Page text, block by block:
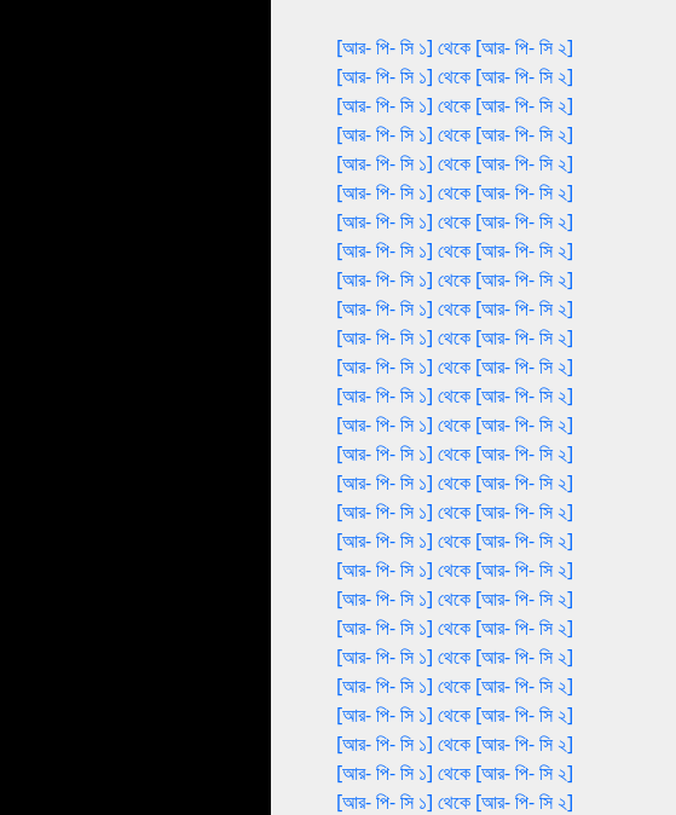
[আর- পি- সি ১] থেকে [আর- পি- সি ২]
[আর- পি- সি ১] থেকে [আর- পি- সি ২]
[আর- পি- সি ১] থেকে [আর- পি- সি ২]
[আর- পি- সি ১] থেকে [আর- পি- সি ২]
[আর- পি- সি ১] থেকে [আর- পি- সি ২]
[আর- পি- সি ১] থেকে [আর- পি- সি ২]
[আর- পি- সি ১] থেকে [আর- পি- সি ২]
[আর- পি- সি ১] থেকে [আর- পি- সি ২]
[আর- পি- সি ১] থেকে [আর- পি- সি ২]
[আর- পি- সি ১] থেকে [আর- পি- সি ২]
[আর- পি- সি ১] থেকে [আর- পি- সি ২]
[আর- পি- সি ১] থেকে [আর- পি- সি ২]
[আর- পি- সি ১] থেকে [আর- পি- সি ২]
[আর- পি- সি ১] থেকে [আর- পি- সি ২]
[আর- পি- সি ১] থেকে [আর- পি- সি ২]
[আর- পি- সি ১] থেকে [আর- পি- সি ২]
[আর- পি- সি ১] থেকে [আর- পি- সি ২]
[আর- পি- সি ১] থেকে [আর- পি- সি ২]
[আর- পি- সি ১] থেকে [আর- পি- সি ২]
[আর- পি- সি ১] থেকে [আর- পি- সি ২]
[আর- পি- সি ১] থেকে [আর- পি- সি ২]
[আর- পি- সি ১] থেকে [আর- পি- সি ২]
[আর- পি- সি ১] থেকে [আর- পি- সি ২]
[আর- পি- সি ১] থেকে [আর- পি- সি ২]
[আর- পি- সি ১] থেকে [আর- পি- সি ২]
[আর- পি- সি ১] থেকে [আর- পি- সি ২]
[আর- পি- সি ১] থেকে [আর- পি- সি ২]